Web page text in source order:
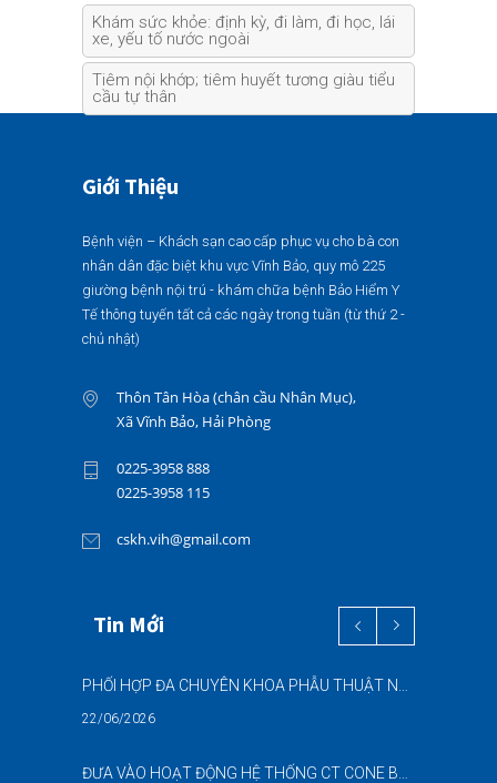
Khám sức khỏe: định kỳ, đi làm, đi học, lái
xe, yếu tố nước ngoài
Tiêm nội khớp; tiêm huyết tương giàu tiểu
cầu tự thân
Giới Thiệu
Bệnh viện – Khách sạn cao cấp phục vụ cho bà con
nhân dân đặc biệt khu vực Vĩnh Bảo, quy mô 225
giường bệnh nội trú - khám chữa bệnh Bảo Hiểm Y
Tế thông tuyến tất cả các ngày trong tuần (từ thứ 2 -
chủ nhật)
Thôn Tân Hòa (chân cầu Nhân Mục),
Xã Vĩnh Bảo, Hải Phòng
0225-3958 888
0225-3958 115
cskh.vih@gmail.com
Tin Mới
22/06/2026